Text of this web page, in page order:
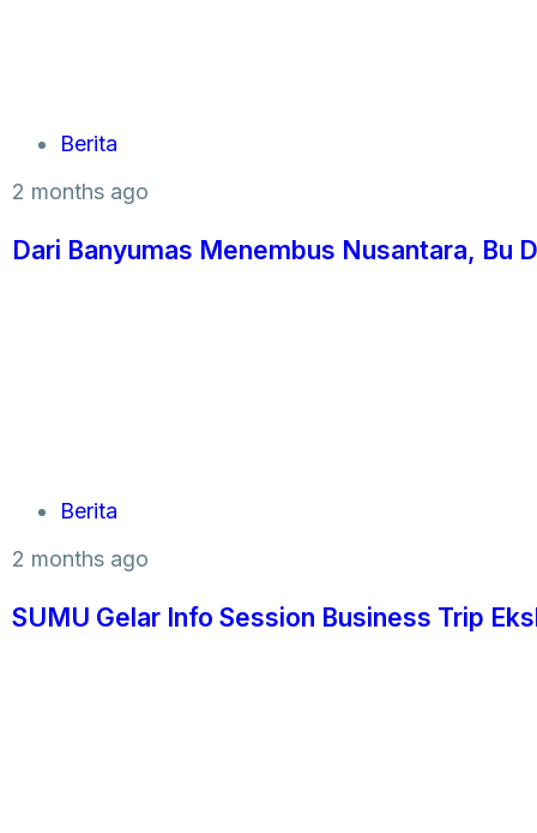
Berita
2 months ago
Dari Banyumas Menembus Nusantara, Bu
Berita
2 months ago
SUMU Gelar Info Session Business Trip